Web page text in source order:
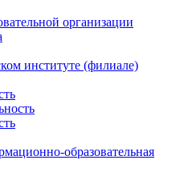
организации
институте (филиале)
образовательная